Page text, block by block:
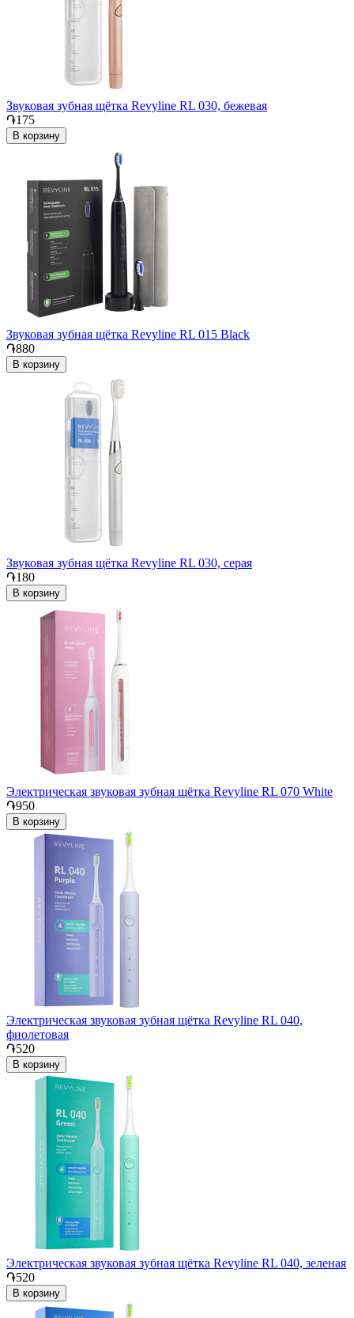
Звуковая зубная щётка Revyline RL 030, бежевая
֏175
В корзину
Звуковая зубная щётка Revyline RL 015 Black
֏880
В корзину
Звуковая зубная щётка Revyline RL 030, серая
֏180
В корзину
Электрическая звуковая зубная щётка Revyline RL 070 White
֏950
В корзину
Электрическая звуковая зубная щётка Revyline RL 040,
фиолетовая
֏520
В корзину
Электрическая звуковая зубная щётка Revyline RL 040, зеленая
֏520
В корзину